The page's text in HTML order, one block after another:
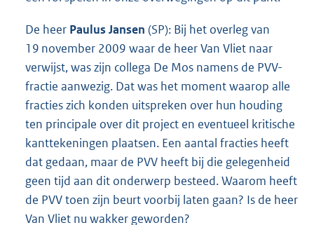
De heer Paulus Jansen (SP): Bij het overleg van
19 november 2009 waar de heer Van Vliet naar
verwijst, was zijn collega De Mos namens de PVV-
fractie aanwezig. Dat was het moment waarop alle
fracties zich konden uitspreken over hun houding
ten principale over dit project en eventueel kritische
kanttekeningen plaatsen. Een aantal fracties heeft
dat gedaan, maar de PVV heeft bij die gelegenheid
geen tijd aan dit onderwerp besteed. Waarom heeft
de PVV toen zijn beurt voorbij laten gaan? Is de heer
Van Vliet nu wakker geworden?